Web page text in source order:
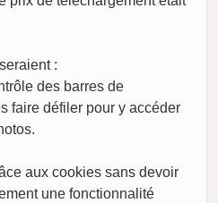
:
des barres de
faire défiler pour y accéder
aux cookies sans devoir
une fonctionnalité